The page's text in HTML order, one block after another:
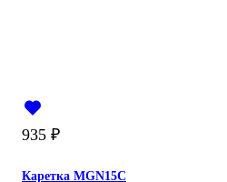
935 ₽
Каретка MGN15C